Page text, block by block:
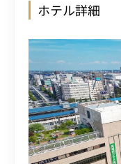
ホテル詳細